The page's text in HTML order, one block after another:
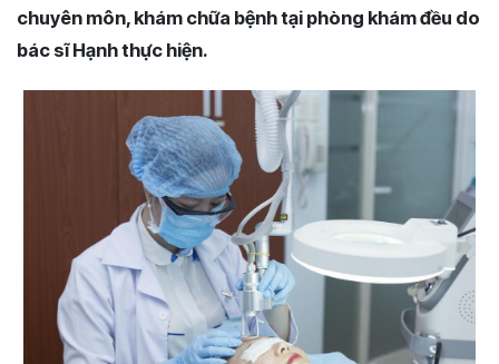
chuyên môn, khám chữa bệnh tại phòng khám đều do
bác sĩ Hạnh thực hiện.